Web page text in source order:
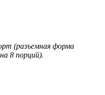
(разъемная форма
8 порций).